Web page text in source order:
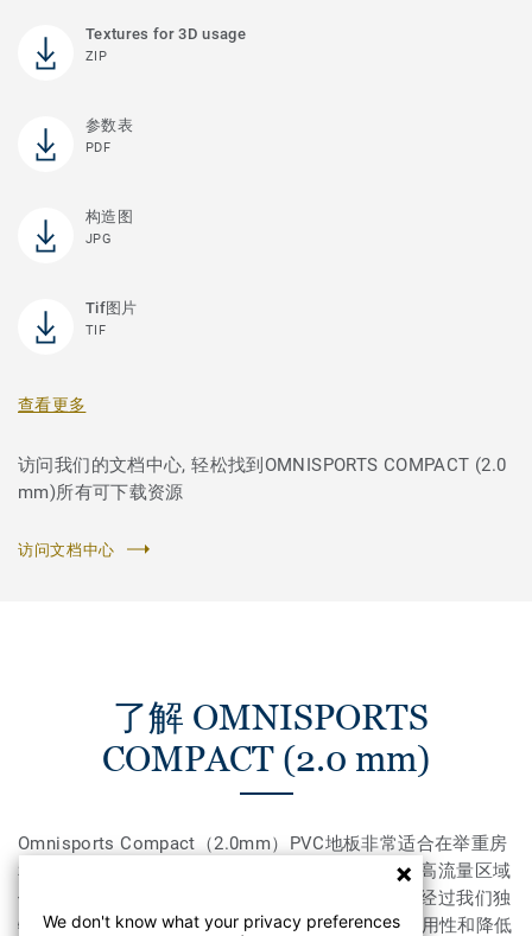
Textures for 3D usage
ZIP
参数表
PDF
构造图
JPG
Tif图片
TIF
查看更多
访问我们的文档中心, 轻松找到OMNISPORTS COMPACT (2.0
mm)所有可下载资源
访问文档中心
了解 OMNISPORTS
COMPACT (2.0 mm)
Omnisports Compact（2.0mm）PVC地板非常适合在举重房
和体育设施（例如走廊，更衣室和入口大厅）中的高流量区域
使用。高度抗压痕和抗撕裂，很适合高强度运动。经过我们独
特的Top Clean XP表面处理，有效提高了产品的耐用性和降低
We don't know what your privacy preferences